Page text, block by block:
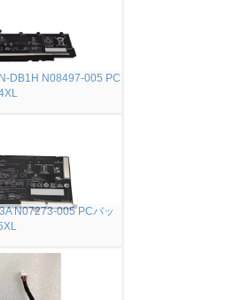
DB1H N08497-005 PC
N07273-005 PCバッ